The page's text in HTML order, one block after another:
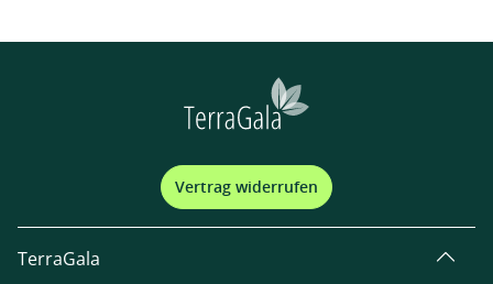
Vertrag widerrufen
TerraGala